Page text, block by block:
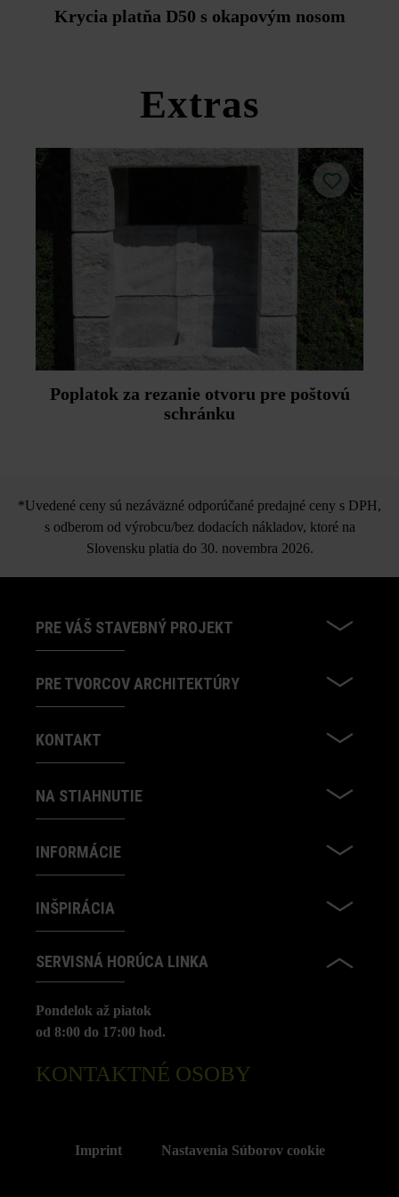
Duoprotect DP30 (paralelná dodávka je možná za
príplatok).
Krycia platňa D50 s okapovým nosom
Extras
Poplatok za rezanie otvoru pre poštovú
schránku
*Uvedené ceny sú nezáväzné odporúčané predajné ceny s DPH,
s odberom od výrobcu/bez dodacích nákladov, ktoré na
Slovensku platia do 30. novembra 2026.
PRE VÁŠ STAVEBNÝ PROJEKT
PRE TVORCOV ARCHITEKTÚRY
KONTAKT
NA STIAHNUTIE
INFORMÁCIE
INŠPIRÁCIA
SERVISNÁ HORÚCA LINKA
Pondelok až piatok
od 8:00 do 17:00 hod.
KONTAKTNÉ OSOBY
Imprint Nastavenia Súborov cookie